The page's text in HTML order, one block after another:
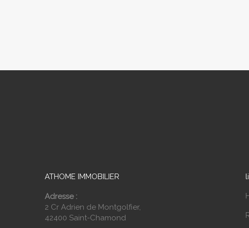
ATHOME IMMOBILIER
Adresse :
2 Cr Adrien de Montgolfier,
42400 Saint-Chamond